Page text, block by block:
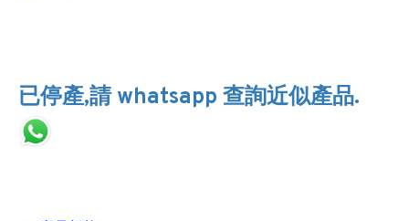
已停產,請 whatsapp 查詢近似產品.